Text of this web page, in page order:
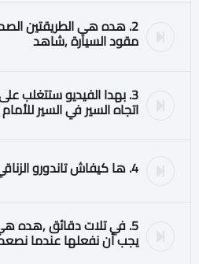
2. هده هي الطريقتين
مقود السيارة ٫شاهد
3. بهدا الفيديو
اتجاه السير في السير
4. ها كيفاش تاندورو الزناقي المضيقين
5. في تلات
يجب أن نفعلها عندما